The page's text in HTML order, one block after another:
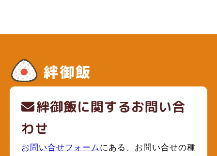
ェ
組
絆
絆御飯
絆御飯に関するお問い合
わせ
お問い合せフォームにある、お問い合せの種